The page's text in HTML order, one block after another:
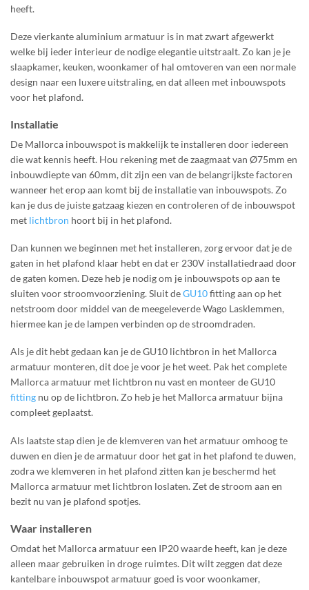
heeft.
Deze vierkante aluminium armatuur is in mat zwart afgewerkt
welke bij ieder interieur de nodige elegantie uitstraalt. Zo kan je je
slaapkamer, keuken, woonkamer of hal omtoveren van een normale
design naar een luxere uitstraling, en dat alleen met inbouwspots
voor het plafond.
Installatie
De Mallorca inbouwspot is makkelijk te installeren door iedereen
die wat kennis heeft. Hou rekening met de zaagmaat van Ø75mm en
inbouwdiepte van 60mm, dit zijn een van de belangrijkste factoren
wanneer het erop aan komt bij de installatie van inbouwspots. Zo
kan je dus de juiste gatzaag kiezen en controleren of de inbouwspot
met lichtbron hoort bij in het plafond.
Dan kunnen we beginnen met het installeren, zorg ervoor dat je de
gaten in het plafond klaar hebt en dat er 230V installatiedraad door
de gaten komen. Deze heb je nodig om je inbouwspots op aan te
sluiten voor stroomvoorziening. Sluit deGU10fitting aan op het
netstroom door middel van de meegeleverde Wago Lasklemmen,
hiermee kan je de lampen verbinden op de stroomdraden.
Als je dit hebt gedaan kan je de GU10 lichtbron in het Mallorca
armatuur monteren, dit doe je voor je het weet. Pak het complete
Mallorca armatuur met lichtbron nu vast en monteer de GU10
fitting nu op de lichtbron. Zo heb je het Mallorca armatuur bijna
compleet geplaatst.
Als laatste stap dien je de klemveren van het armatuur omhoog te
duwen en dien je de armatuur door het gat in het plafond te duwen,
zodra we klemveren in het plafond zitten kan je beschermd het
Mallorca armatuur met lichtbron loslaten. Zet de stroom aan en
bezit nu van je plafond spotjes.
Waar installeren
Omdat het Mallorca armatuur een IP20 waarde heeft, kan je deze
alleen maar gebruiken in droge ruimtes. Dit wilt zeggen dat deze
kantelbare inbouwspot armatuur goed is voor woonkamer,